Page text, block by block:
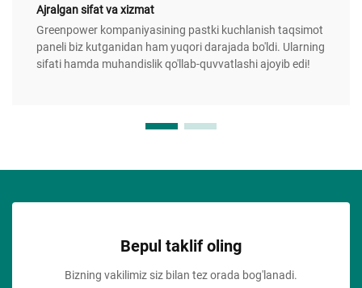
Ajralgan sifat va xizmat
Greenpower kompaniyasining pastki kuchlanish taqsimot
paneli biz kutganidan ham yuqori darajada bo'ldi. Ularning
sifati hamda muhandislik qo'llab-quvvatlashi ajoyib edi!
Bepul taklif oling
Bizning vakilimiz siz bilan tez orada bog'lanadi.